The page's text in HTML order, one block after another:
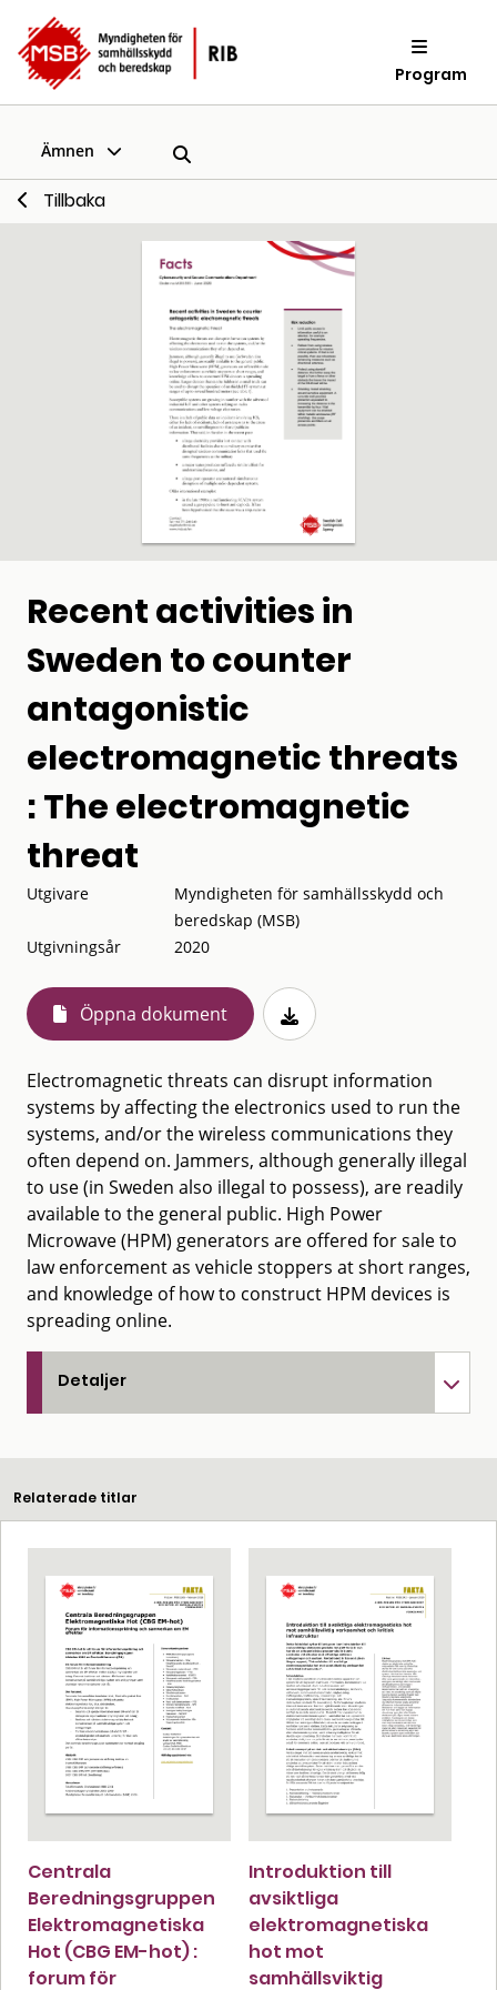
Program
Ämnen
Tillbaka
Recent activities in
Sweden to counter
antagonistic
electromagnetic threats
: The electromagnetic
threat
Utgivare
Myndigheten för samhällsskydd och
beredskap (MSB)
Utgivningsår
2020
Öppna dokument
Electromagnetic threats can disrupt information
systems by affecting the electronics used to run the
systems, and/or the wireless communications they
often depend on. Jammers, although generally illegal
to use (in Sweden also illegal to possess), are readily
available to the general public. High Power
Microwave (HPM) generators are offered for sale to
law enforcement as vehicle stoppers at short ranges,
and knowledge of how to construct HPM devices is
spreading online.
Detaljer
Relaterade titlar
Centrala
Beredningsgruppen
Elektromagnetiska
Hot (CBG EM-hot) :
forum för
Introduktion till
avsiktliga
elektromagnetiska
hot mot
samhällsviktig